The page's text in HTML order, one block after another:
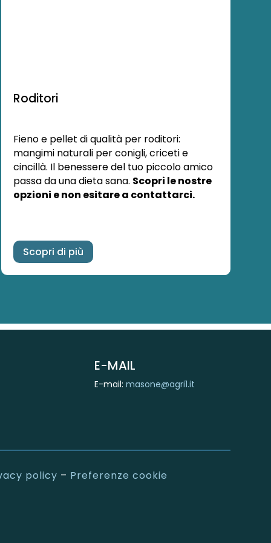
Roditori
Fieno e pellet di qualità per roditori:
mangimi naturali per conigli, criceti e
cincillà. Il benessere del tuo piccolo amico
passa da una dieta sana. Scopri le nostre
opzioni e non esitare a contattarci.
Scopri di più
E-MAIL
E-mail: masone@agri1.it
policy – Preferenze cookie